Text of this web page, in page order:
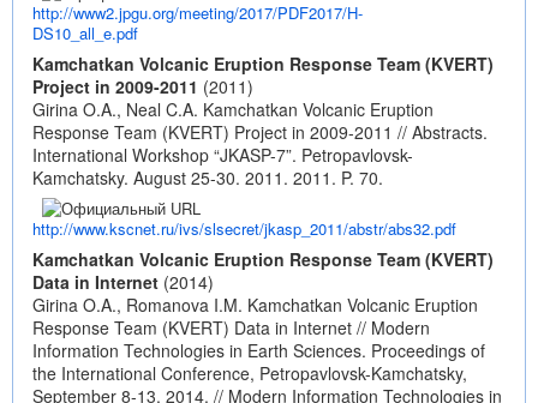
http://www2.jpgu.org/meeting/2017/PDF2017/H-
DS10_all_e.pdf
Kamchatkan Volcanic Eruption Response Team (KVERT)
Project in 2009-2011 (2011)
Girina O.A., Neal C.A. Kamchatkan Volcanic Eruption
Response Team (KVERT) Project in 2009-2011 // Abstracts.
International Workshop “JKASP-7”. Petropavlovsk-
Kamchatsky. August 25-30. 2011. 2011. P. 70.
http://www.kscnet.ru/ivs/slsecret/jkasp_2011/abstr/abs32.pdf
Kamchatkan Volcanic Eruption Response Team (KVERT)
Data in Internet (2014)
Girina O.A., Romanova I.M. Kamchatkan Volcanic Eruption
Response Team (KVERT) Data in Internet // Modern
Information Technologies in Earth Sciences. Proceedings of
the International Conference, Petropavlovsk-Kamchatsky,
September 8-13, 2014. // Modern Information Technologies in